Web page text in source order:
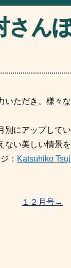
さん
いただき
、様々
別にアップして
ない美しい情景
： Katsuhiko
１２月号→